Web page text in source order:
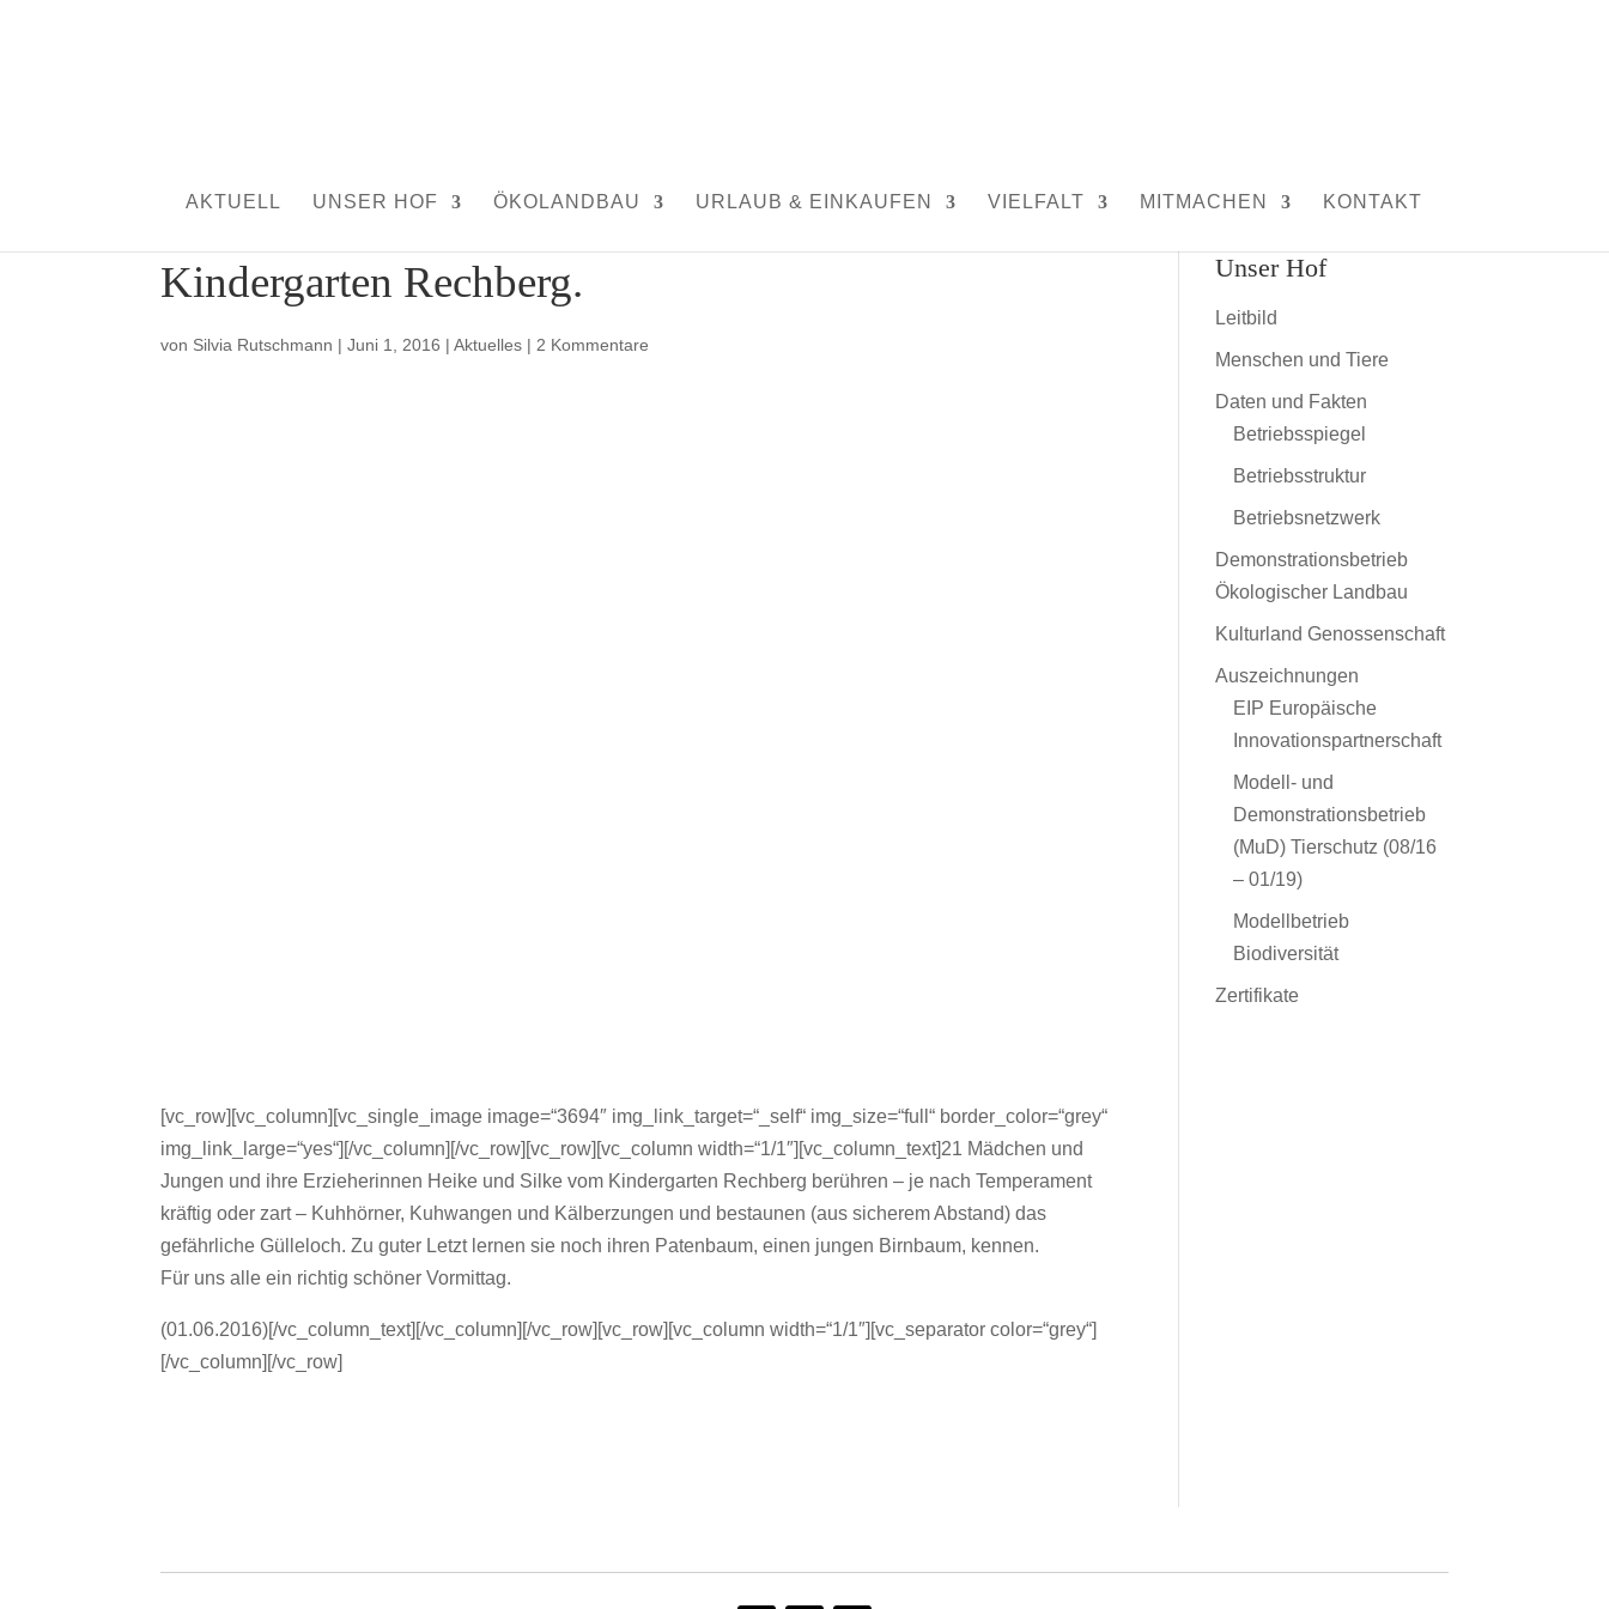
AKTUELL UNSER HOF ÖKOLANDBAU URLAUB & EINKAUFEN VIELFALT MITMACHEN KONTAKT
Kindergarten Rechberg.
von Silvia Rutschmann |Juni 1, 2016 |Aktuelles | 2 Kommentare
[vc_row][vc_column][vc_single_image image=“3694″ img_link_target=“_self“ img_size=“full“ border_color=“grey“
img_link_large=“yes“][/vc_column][/vc_row][vc_row][vc_column width=“1/1″][vc_column_text]21 Mädchen und
Jungen und ihre Erzieherinnen Heike und Silke vom Kindergarten Rechberg berühren – je nach Temperament
kräftig oder zart – Kuhhörner, Kuhwangen und Kälberzungen und bestaunen (aus sicherem Abstand) das
gefährliche Gülleloch. Zu guter Letzt lernen sie noch ihren Patenbaum, einen jungen Birnbaum, kennen.
Für uns alle ein richtig schöner Vormittag.
(01.06.2016)[/vc_column_text][/vc_column][/vc_row][vc_row][vc_column width=“1/1″][vc_separator color=“grey“]
[/vc_column][/vc_row]
Unser Hof
Leitbild
Menschen und Tiere
Daten und Fakten
Betriebsspiegel
Betriebsstruktur
Betriebsnetzwerk
Demonstrationsbetrieb
Ökologischer Landbau
Kulturland Genossenschaft
Auszeichnungen
EIP Europäische
Innovationspartnerschaft
Modell- und
Demonstrationsbetrieb
(MuD) Tierschutz (08/16
– 01/19)
Modellbetrieb
Biodiversität
Zertifikate